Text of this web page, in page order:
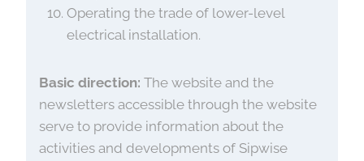
Operating the trade of lower-level
electrical installation.
Basic direction: The website and the
newsletters accessible through the website
serve to provide information about the
activities and developments of Sipwise